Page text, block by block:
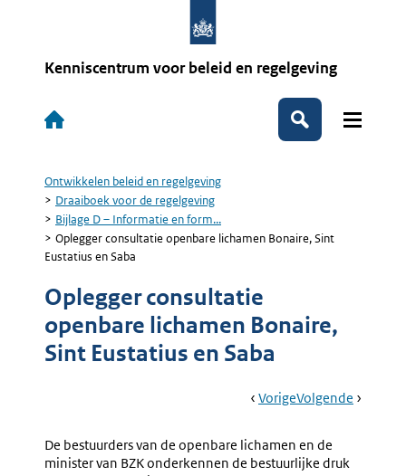
Kenniscentrum voor beleid en regelgeving
Hoofdnavigatie
Zoeken
Kruimelpad
Ontwikkelen beleid en regelgeving
Draaiboek voor de regelgeving
Bijlage D – Informatie en form...
Oplegger consultatie openbare lichamen Bonaire, Sint
Eustatius en Saba
Oplegger consultatie
openbare lichamen Bonaire,
Sint Eustatius en Saba
Book
Ga
VorigePagina:
Uitkeringen
BES
Ga
Volgende Pagina:
De bestuurders van de openbare lichamen en de
minister van BZK onderkennen de bestuurlijke druk